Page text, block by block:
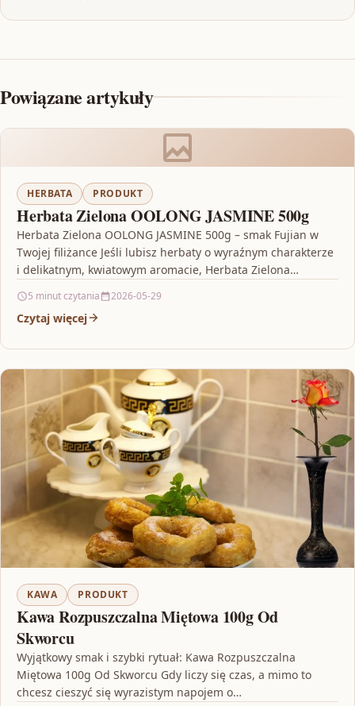
Powiązane artykuły
HERBATA PRODUKT
Herbata Zielona OOLONG JASMINE 500g
Herbata Zielona OOLONG JASMINE 500g – smak Fujian w
Twojej filiżance Jeśli lubisz herbaty o wyraźnym charakterze
i delikatnym, kwiatowym aromacie, Herbata Zielona
5 minut czytania 2026-05-29
Czytaj więcej
KAWA PRODUKT
Kawa Rozpuszczalna Miętowa 100g Od
Skworcu
Wyjątkowy smak i szybki rytuał: Kawa Rozpuszczalna
Miętowa 100g Od Skworcu Gdy liczy się czas, a mimo to
chcesz cieszyć się wyrazistym napojem o…